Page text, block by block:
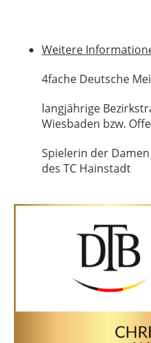
Weitere
4fache Deutsche
langjährige
Wiesbaden bzw.
Spielerin der
des TC Hainstadt